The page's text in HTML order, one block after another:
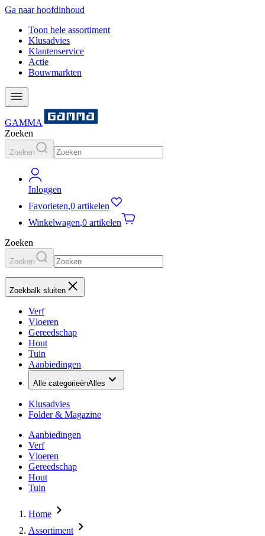
Ga naar hoofdinhoud
Toon hele assortiment
Klusadvies
Klantenservice
Actie
Bouwmarkten
GAMMA
Zoeken
Zoeken
Inloggen
Favorieten,0 artikelen
Winkelwagen,0 artikelen
Zoeken
Zoeken
Zoekbalk sluiten
Verf
Vloeren
Gereedschap
Hout
Tuin
Aanbiedingen
Alle categorieënAlles
Klusadvies
Folder & Magazine
Aanbiedingen
Verf
Vloeren
Gereedschap
Hout
Tuin
Home
Assortiment